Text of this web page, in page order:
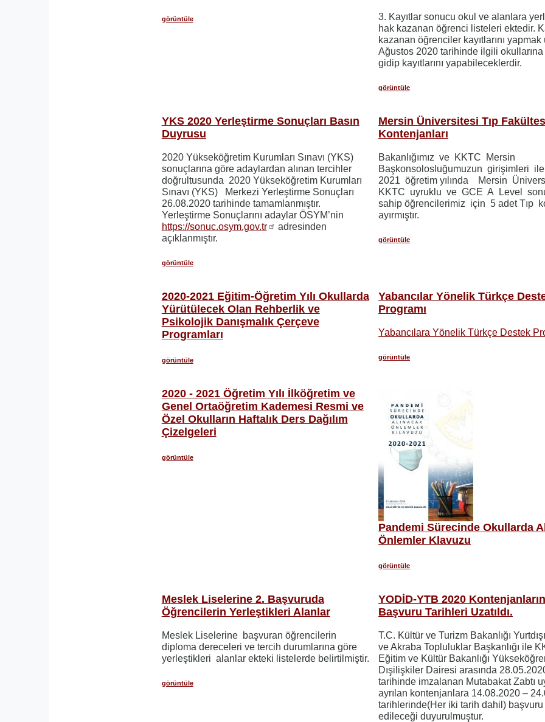
görüntüle
3. Kayıtlar sonucu okul ve alanlara
hak kazanan öğrenci listeleri ektedir.
kazanan öğrenciler kayıtlarını yapmak
Ağustos 2020 tarihinde ilgili okullarına
gidip kayıtlarını yapabileceklerdir.
görüntüle
YKS 2020 Yerleştirme Sonuçları Basın
Duyrusu
2020 Yükseköğretim Kurumları Sınavı (YKS)
sonuçlarına göre adaylardan alınan tercihler
doğrultusunda 2020 Yükseköğretim Kurumları
Sınavı (YKS) Merkezi Yerleştirme Sonuçları
26.08.2020 tarihinde tamamlanmıştır.
Yerleştirme Sonuçlarını adaylar ÖSYM’nin
https://sonuc.osym.gov.tr
adresinden
açıklanmıştır.
görüntüle
Mersin Üniversitesi Tıp
Kontenjanları
Bakanlığımız ve KKTC Mersin
Başkonsolosluğumuzun girişimleri
2021 öğretim yılında Mersin
KKTC uyruklu ve GCE A Level
sahip öğrencilerimiz için 5 adet Tıp
ayırmıştır.
görüntüle
2020-2021 Eğitim-Öğretim Yılı Okullarda
Yürütülecek Olan Rehberlik ve
Psikolojik Danışmalık Çerçeve
Programları
görüntüle
Yabancılar Yönelik Türkçe
Programı
Yabancılara Yönelik Türkçe Destek
görüntüle
2020 - 2021 Öğretim Yılı İlköğretim ve
Genel Ortaöğretim Kademesi Resmi ve
Özel Okulların Haftalık Ders Dağılım
Çizelgeleri
görüntüle
Pandemi Sürecinde Okullarda
Önlemler Klavuzu
görüntüle
Meslek Liselerine 2. Başvuruda
Öğrencilerin Yerleştikleri Alanlar
Meslek Liselerine başvuran öğrencilerin
diploma dereceleri ve tercih durumlarına göre
yerleştikleri alanlar ekteki listelerde belirtilmiştir.
görüntüle
YODİD-YTB 2020
Başvuru Tarihleri Uzatıldı.
T.C. Kültür ve Turizm Bakanlığı
ve Akraba Topluluklar Başkanlığı ile
Eğitim ve Kültür Bakanlığı
Dışilişkiler Dairesi arasında
tarihinde imzalanan Mutabakat Zabtı
ayrılan kontenjanlara 14.08.2020 –
tarihlerinde(Her iki tarih dahil) başvuru
edileceği duyurulmuştur.